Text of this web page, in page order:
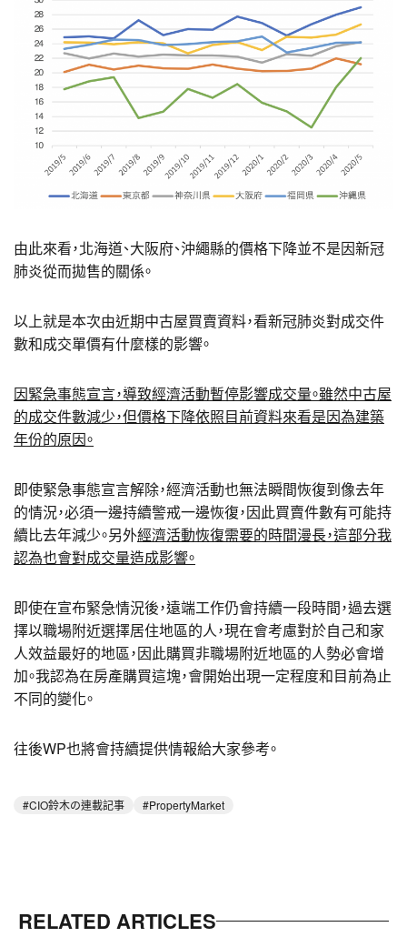
由此來看，北海道、大阪府、沖繩縣的價格下降並不是因新冠
肺炎從而拋售的關係。
以上就是本次由近期中古屋買賣資料，看新冠肺炎對成交件
數和成交單價有什麼樣的影響。
因緊急事態宣言，導致經濟活動暫停影響成交量。雖然中古屋
的成交件數減少，但價格下降依照目前資料來看是因為建築
年份的原因。
即使緊急事態宣言解除，經濟活動也無法瞬間恢復到像去年
的情況，必須一邊持續警戒一邊恢復，因此買賣件數有可能持
續比去年減少。另外經濟活動恢復需要的時間漫長，這部分我
認為也會對成交量造成影響。
即使在宣布緊急情況後，遠端工作仍會持續一段時間，過去選
擇以職場附近選擇居住地區的人，現在會考慮對於自己和家
人效益最好的地區，因此購買非職場附近地區的人勢必會增
加。我認為在房產購買這塊，會開始出現一定程度和目前為止
不同的變化。
往後WP也將會持續提供情報給大家參考。
CIO鈴木の連載記事 PropertyMarket
RELATED ARTICLES